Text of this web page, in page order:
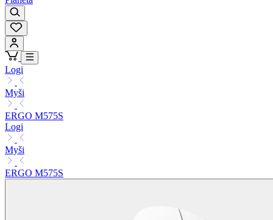
Logi
Myši
ERGO M575S
Logi
Myši
ERGO M575S